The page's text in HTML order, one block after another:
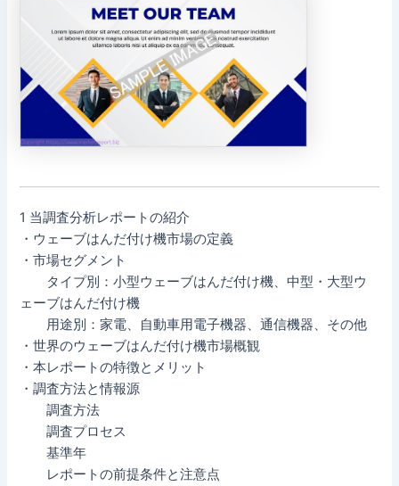
1 当調査分析レポートの紹介
・ウェーブはんだ付け機市場の定義
・市場セグメント
タイプ別：小型ウェーブはんだ付け機、中型・大型ウ
ェーブはんだ付け機
用途別：家電、自動車用電子機器、通信機器、その他
・世界のウェーブはんだ付け機市場概観
・本レポートの特徴とメリット
・調査方法と情報源
調査方法
調査プロセス
基準年
レポートの前提条件と注意点